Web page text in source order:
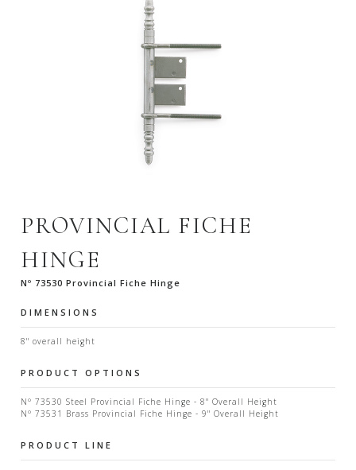
PROVINCIAL FICHE
HINGE
Nº 73530 Provincial Fiche Hinge
DIMENSIONS
8" overall height
PRODUCT OPTIONS
Nº 73530 Steel Provincial Fiche Hinge - 8" Overall Height
Nº 73531 Brass Provincial Fiche Hinge - 9" Overall Height
PRODUCT LINE